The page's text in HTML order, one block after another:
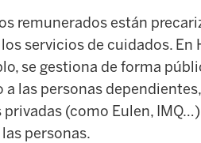
remunerados están
servicios de cuidados. En
se gestiona de forma
las personas
(como Eulen,
personas.